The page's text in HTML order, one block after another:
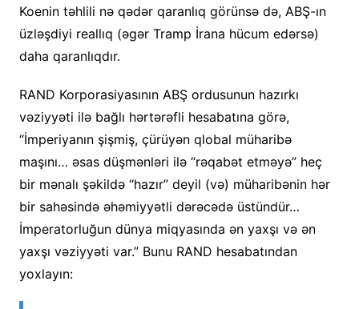
Koenin təhlili nə qədər qaranlıq görünsə də, ABŞ-ın
üzləşdiyi reallıq (əgər Tramp İrana hücum edərsə)
daha qaranlıqdır.
RAND Korporasiyasının ABŞ ordusunun hazırkı
vəziyyəti ilə bağlı hərtərəfli hesabatına görə,
“İmperiyanın şişmiş, çürüyən qlobal müharibə
maşını… əsas düşmənləri ilə “rəqabət etməyə” heç
bir mənalı şəkildə “hazır” deyil (və) müharibənin hər
bir sahəsində əhəmiyyətli dərəcədə üstündür…
İmperatorluğun dünya miqyasında ən yaxşı və ən
yaxşı vəziyyəti var.” Bunu RAND hesabatından
yoxlayın: